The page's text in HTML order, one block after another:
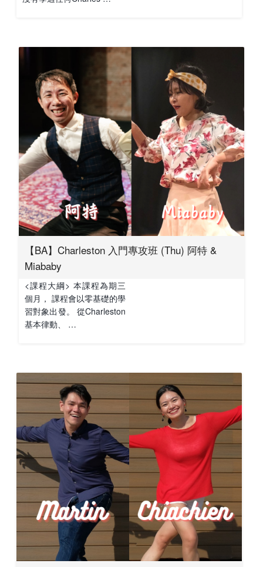
【BA】Charleston 入門專攻班 (Thu) 阿特 &
Miababy
<課程大綱> 本課程為期三
個月， 課程會以零基礎的學
習對象出發。 從Charleston
基本律動、 …